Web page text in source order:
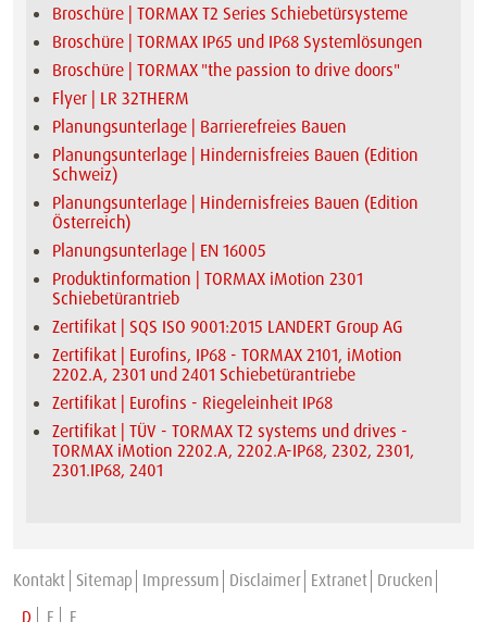
Broschüre | TORMAX T2 Series Schiebetürsysteme
Broschüre | TORMAX IP65 und IP68 Systemlösungen
Broschüre | TORMAX "the passion to drive doors"
Flyer | LR 32THERM
Planungsunterlage | Barrierefreies Bauen
Planungsunterlage | Hindernisfreies Bauen (Edition
Schweiz)
Planungsunterlage | Hindernisfreies Bauen (Edition
Österreich)
Planungsunterlage | EN 16005
Produktinformation | TORMAX iMotion 2301
Schiebetürantrieb
Zertifikat | SQS ISO 9001:2015 LANDERT Group AG
Zertifikat | Eurofins, IP68 - TORMAX 2101, iMotion
2202.A, 2301 und 2401 Schiebetürantriebe
Zertifikat | Eurofins - Riegeleinheit IP68
Zertifikat | TÜV - TORMAX T2 systems und drives -
TORMAX iMotion 2202.A, 2202.A-IP68, 2302, 2301,
2301.IP68, 2401
Kontakt Sitemap Impressum Disclaimer Extranet Drucken
D
E F